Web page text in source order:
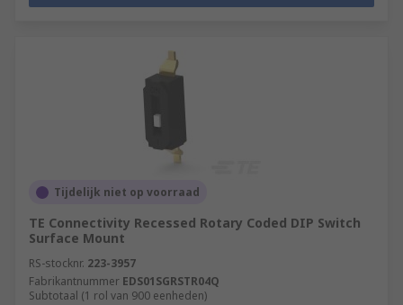
Tijdelijk niet op voorraad
TE Connectivity Recessed Rotary Coded DIP Switch
Surface Mount
RS-stocknr. 223-3957
Fabrikantnummer EDS01SGRSTR04Q
Subtotaal (1 rol van 900 eenheden)